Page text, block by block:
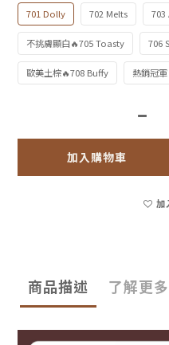
701 Dolly 702 Melts 703
不挑膚顯白🔥705 Toasty 706
歐美土棕🔥708 Buffy 熱銷冠
加入購物車
加
商品描述 了解更多